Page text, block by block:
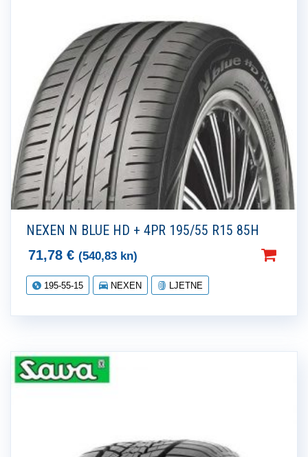
NEXEN N BLUE HD + 4PR 195/55 R15 85H
71,78 € (540,83 kn)
195-55-15 NEXEN LJETNE